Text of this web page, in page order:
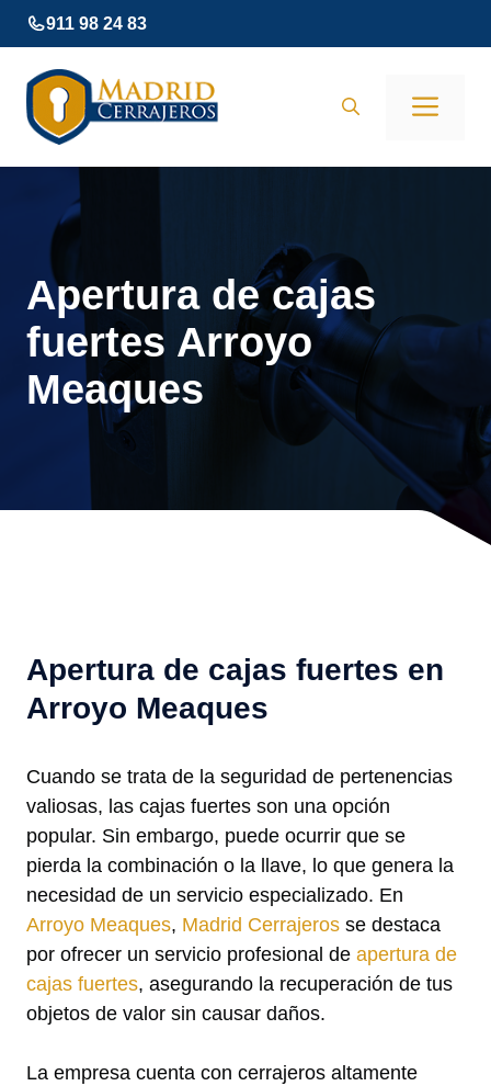
Saltar
al
contenido
911 98 24 83
Apertura de cajas
fuertes Arroyo
Meaques
Apertura de cajas fuertes en
Arroyo Meaques
Cuando se trata de la seguridad de pertenencias
valiosas, las cajas fuertes son una opción
popular. Sin embargo, puede ocurrir que se
pierda la combinación o la llave, lo que genera la
necesidad de un servicio especializado. En
Arroyo Meaques, Madrid Cerrajeros se destaca
por ofrecer un servicio profesional de apertura de
cajas fuertes, asegurando la recuperación de tus
objetos de valor sin causar daños.
La empresa cuenta con cerrajeros altamente